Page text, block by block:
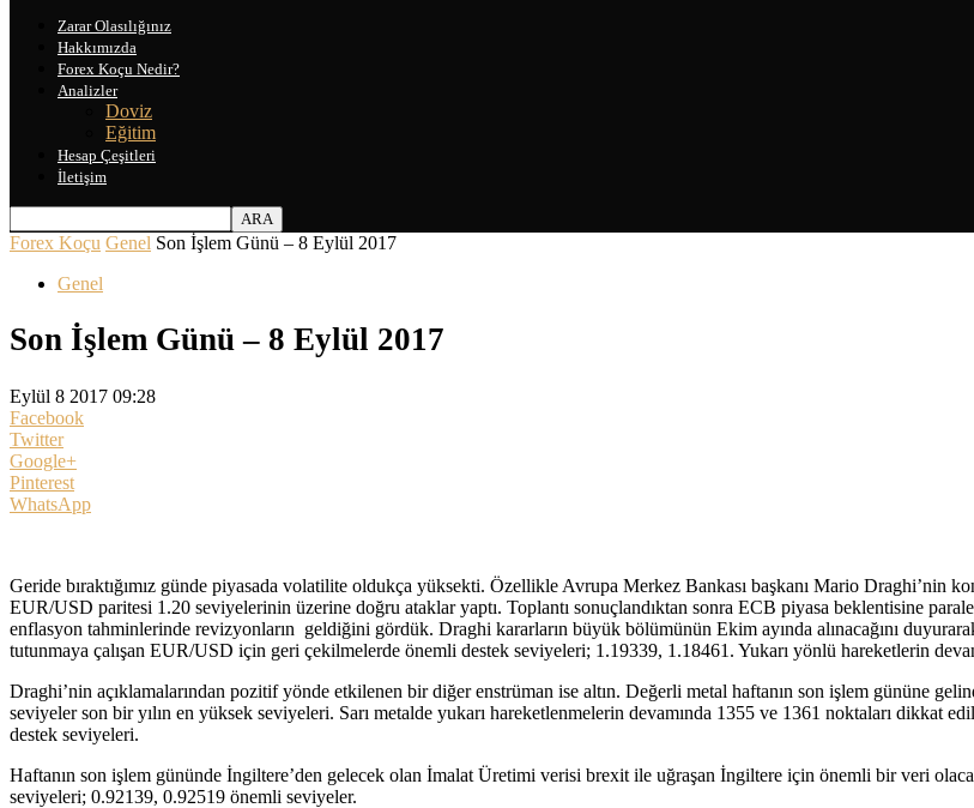
Zarar Olasılığınız
Hakkımızda
Forex Koçu Nedir?
Analizler
Doviz
Eğitim
Hesap Çeşitleri
İletişim
Forex Koçu Genel Son İşlem Günü – 8 Eylül 2017
Genel
Son İşlem Günü – 8 Eylül 2017
Eylül 8 2017 09:28
Facebook
Twitter
Google+
Pinterest
WhatsApp
Geride bıraktığımız günde piyasada volatilite oldukça yüksekti. Özellikle Avrupa Merkez Bankası başkanı Mario Draghi’nin
EUR/USD paritesi 1.20 seviyelerinin üzerine doğru ataklar yaptı. Toplantı sonuçlandıktan sonra ECB piyasa beklentisine
enflasyon tahminlerinde revizyonların geldiğini gördük. Draghi kararların büyük bölümünün Ekim ayında alınacağını
tutunmaya çalışan EUR/USD için geri çekilmelerde önemli destek seviyeleri; 1.19339, 1.18461. Yukarı yönlü hareketlerin
Draghi’nin açıklamalarından pozitif yönde etkilenen bir diğer enstrüman ise altın. Değerli metal haftanın son işlem gününe
seviyeler son bir yılın en yüksek seviyeleri. Sarı metalde yukarı hareketlenmelerin devamında 1355 ve 1361 noktaları dikkat
destek seviyeleri.
Haftanın son işlem gününde İngiltere’den gelecek olan İmalat Üretimi verisi brexit ile uğraşan İngiltere için önemli bir veri
seviyeleri; 0.92139, 0.92519 önemli seviyeler.